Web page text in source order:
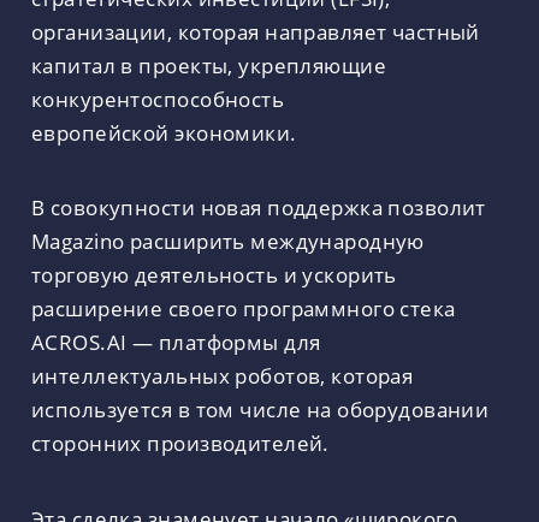
организации, которая направляет частный
капитал в проекты, укрепляющие
конкурентоспособность
европейской экономики.
В совокупности новая поддержка позволит
Magazino расширить международную
торговую деятельность и ускорить
расширение своего программного стека
ACROS.AI — платформы для
интеллектуальных роботов, которая
используется в том числе на оборудовании
сторонних производителей.